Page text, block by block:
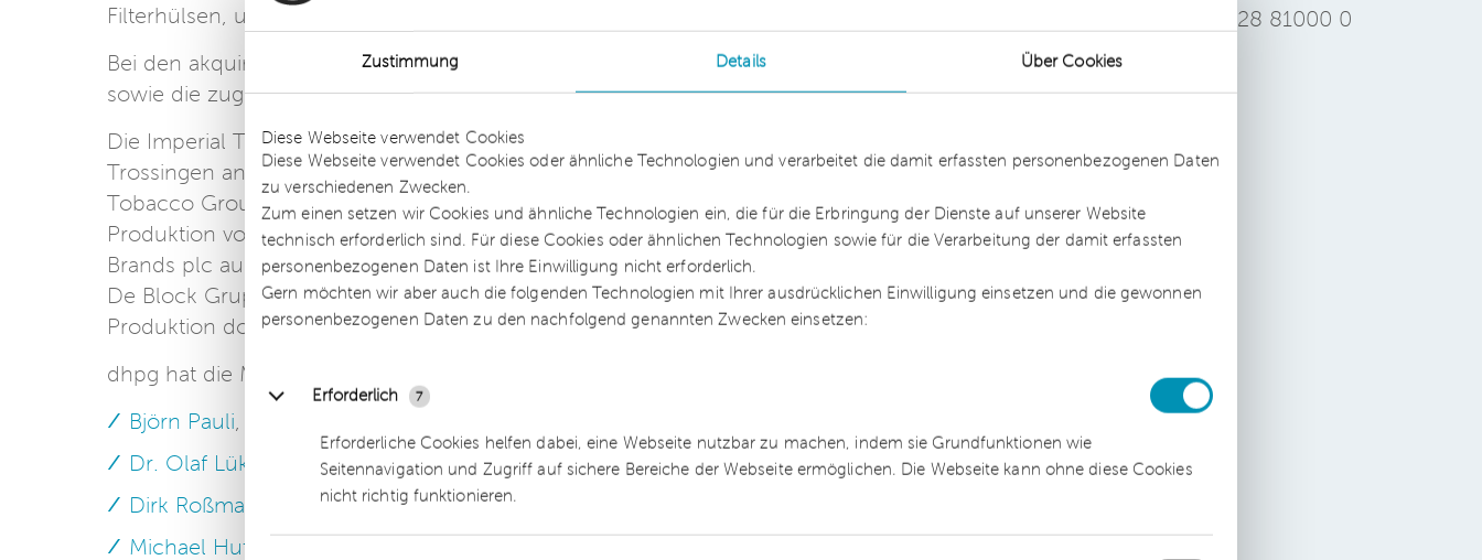
Zustimmung Details Über Cookies
Diese Webseite verwendet Cookies
Diese Webseite verwendet Cookies oder ähnliche Technologien und verarbeitet die damit erfassten personenbezogenen Daten
zu verschiedenen Zwecken.
Zum einen setzen wir Cookies und ähnliche Technologien ein, die für die Erbringung der Dienste auf unserer Website
technisch erforderlich sind. Für diese Cookies oder ähnlichen Technologien sowie für die Verarbeitung der damit erfassten
personenbezogenen Daten ist Ihre Einwilligung nicht erforderlich.
Gern möchten wir aber auch die folgenden Technologien mit Ihrer ausdrücklichen Einwilligung einsetzen und die gewonnen
personenbezogenen Daten zu den nachfolgend genannten Zwecken einsetzen:
Erforderlich 7
Erforderliche Cookies helfen dabei, eine Webseite nutzbar zu machen, indem sie Grundfunktionen wie
Seitennavigation und Zugriff auf sichere Bereiche der Webseite ermöglichen. Die Webseite kann ohne diese Cookies
nicht richtig funktionieren.
Filterhülsen, und Zubehör im Raucherbedarf-Segment spezialisiert hat.
Bei den akquirierten Vermögensgegenständen handelt es sich um das Produktionsgelände
sowie die zugehörigen Spezialmaschinen der Imperial Tobacco (EFKA) GmbH & Co. KG.
Die Imperial Tobacco (EFKA) GmbH & Co. KG ist ein deutsches Unternehmen, das in
Trossingen ansässig ist und im Jahr 2000 von der Imperial Brands plc. (ehemals Imperial
Tobacco Group PLC) übernommen wurde. Geschäftsgegenstand war seither die
Produktion von Filterhülsen. Seit Anfang des Jahres 2020 ist bekannt, dass sich die Imperial
Brands plc aus dem Markt zurückzieht und das Werk in Trossingen schließt. Die Mignot &
De Block Gruppe plant den Standort und mit ihm die 80 Arbeitsplätze zu erhalten und die
Produktion dort fortzusetzen.
dhpg hat die Mignot & De Block GmbH mit folgendem Team beraten:
Björn Pauli
Dr. Olaf Lüke
, Rechtsanwalt, Partner (Legal, M&A)
Dirk Roßmann
, Steuerberater, Partner (Tax)
Michael Huth
+49 228 81000 0